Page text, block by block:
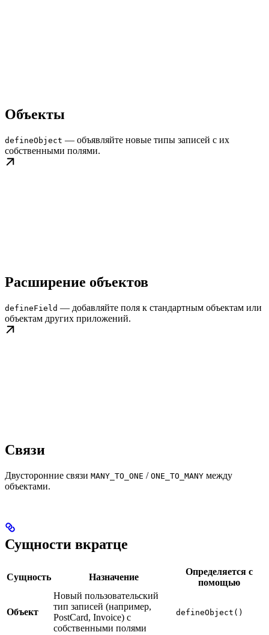
Объекты
defineObject — объявляйте новые типы записей с их
собственными полями.
Расширение объектов
defineField — добавляйте поля к стандартным объектам или
объектам других приложений.
Связи
Двусторонние связи MANY_TO_ONE / ONE_TO_MANY между
объектами.
Сущности вкратце
Сущность Назначение
Определяется с
помощью
Объект
Новый пользовательский
тип записей (например,
PostCard, Invoice) с
собственными полями
defineObject()